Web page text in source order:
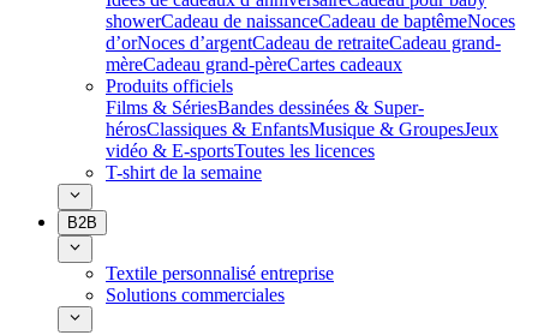
showerCadeau de naissanceCadeau de baptêmeNoces
d’orNoces d’argentCadeau de retraiteCadeau grand-
mèreCadeau grand-pèreCartes cadeaux
Produits officiels
Films & SériesBandes dessinées & Super-
hérosClassiques & EnfantsMusique & GroupesJeux
vidéo & E-sportsToutes les licences
T-shirt de la semaine
B2B
Textile personnalisé entreprise
Solutions commerciales